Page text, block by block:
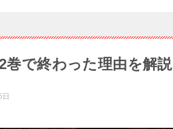
巻で終わった理由を解説